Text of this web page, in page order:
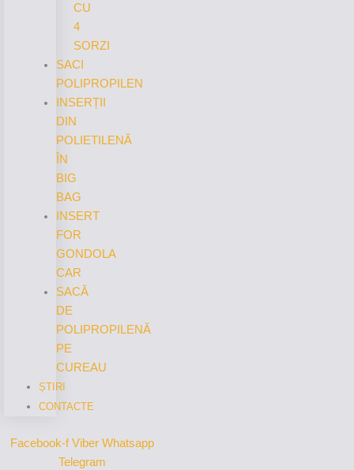
CU
4
SORZI
SACI
POLIPROPILEN
INSERȚII
DIN
POLIETILENĂ
ÎN
BIG
BAG
INSERT
FOR
GONDOLA
CAR
SACĂ
DE
POLIPROPILENĂ
PE
CUREAU
ȘTIRI
CONTACTE
Facebook-f Viber Whatsapp
Telegram